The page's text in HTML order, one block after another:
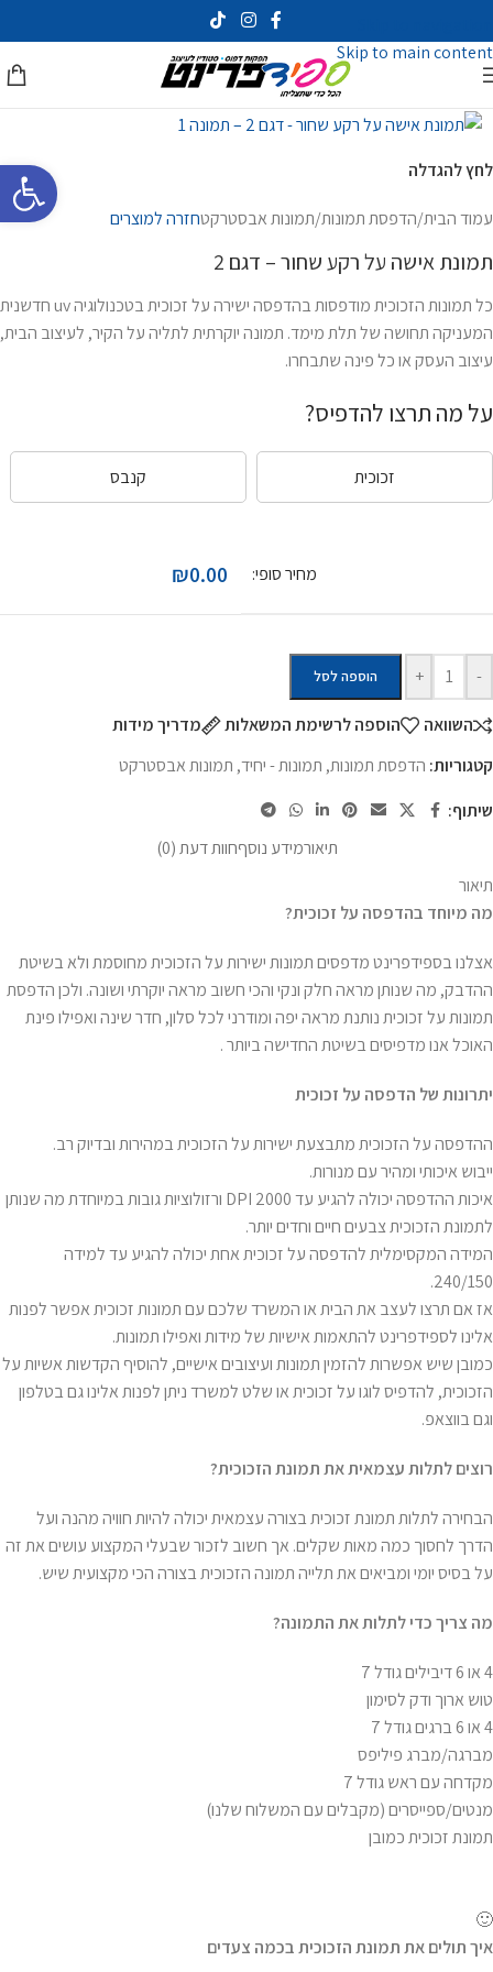
פתח
Skip to main content
לחץ להגדלה
עמוד הבית/הדפסת תמונות/תמונות אבסטרקטחזרה למוצרים
תמונת אישה על רקע שחור – דגם 2
כל תמונות הזכוכית מודפסות בהדפסה ישירה על זכוכית בטכנולוגיה uv חדשנית
המעניקה תחושה של תלת מימד. תמונה יוקרתית לתליה על הקיר, לעיצוב הבית,
עיצוב העסק או כל פינה שתבחרו.
על מה תרצו להדפיס?
זכוכית קנבס
מחיר סופי: ₪0.00
-
+ הוספה לסל
השוואה הוספה לרשימת המשאלות
מדריך מידות
קטגוריות: הדפסת תמונות, תמונות - יחיד, תמונות אבסטרקט
שיתוף:
תיאורמידע נוסףחוות דעת (0)
תיאור
מה מיוחד בהדפסה על זכוכית?
אצלנו בספידפרינט מדפסים תמונות ישירות על הזכוכית מחוסמת ולא בשיטת
ההדבק, מה שנותן מראה חלק ונקי והכי חשוב מראה יוקרתי ושונה. ולכן הדפסת
תמונות על זכוכית נותנת מראה יפה ומודרני לכל סלון, חדר שינה ואפילו פינת
האוכל אנו מדפיסים בשיטת החדישה ביותר .
יתרונות של הדפסה על זכוכית
ההדפסה על הזכוכית מתבצעת ישירות על הזכוכית במהירות ובדיוק רב.
ייבוש איכותי ומהיר עם מנורות.
איכות ההדפסה יכולה להגיע עד 2000 DPI ורזולוציות גובות במיוחדת מה שנותן
לתמונת הזכוכית צבעים חיים וחדים יותר.
המידה המקסימלית להדפסה על זכוכית אחת יכולה להגיע עד למידה
240/150.
אז אם תרצו לעצב את הבית או המשרד שלכם עם תמונות זכוכית אפשר לפנות
אלינו לספידפרינט להתאמות אישיות של מידות ואפילו תמונות.
כמובן שיש אפשרות להזמין תמונות ועיצובים אישיים, להוסיף הקדשות אשיות על
הזכוכית, להדפיס לוגו על זכוכית או שלט למשרד ניתן לפנות אלינו גם בטלפון
וגם בווצאפ.
רוצים לתלות עצמאית את תמונת הזכוכית?
הבחירה לתלות תמונת זכוכית בצורה עצמאית יכולה להיות חוויה מהנה ועל
הדרך לחסוך כמה מאות שקלים. אך חשוב לזכור שבעלי המקצוע עושים את זה
על בסיס יומי ומביאים את תלייה תמונה הזכוכית בצורה הכי מקצועית שיש.
מה צריך כדי לתלות את התמונה?
4 או 6 דיבילים גודל 7
טוש ארוך ודק לסימון
4 או 6 ברגים גודל 7
מברגה/מברג פיליפס
מקדחה עם ראש גודל 7
מנטים/ספייסרים (מקבלים עם המשלוח שלנו)
תמונת זכוכית כמובן
🙂
איך תולים את תמונת הזכוכית בכמה צעדים